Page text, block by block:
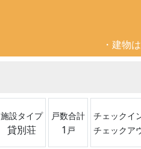
・建物
施設タイプ
貸別荘
戸数合計
1 戸
チェックイ
チェックア